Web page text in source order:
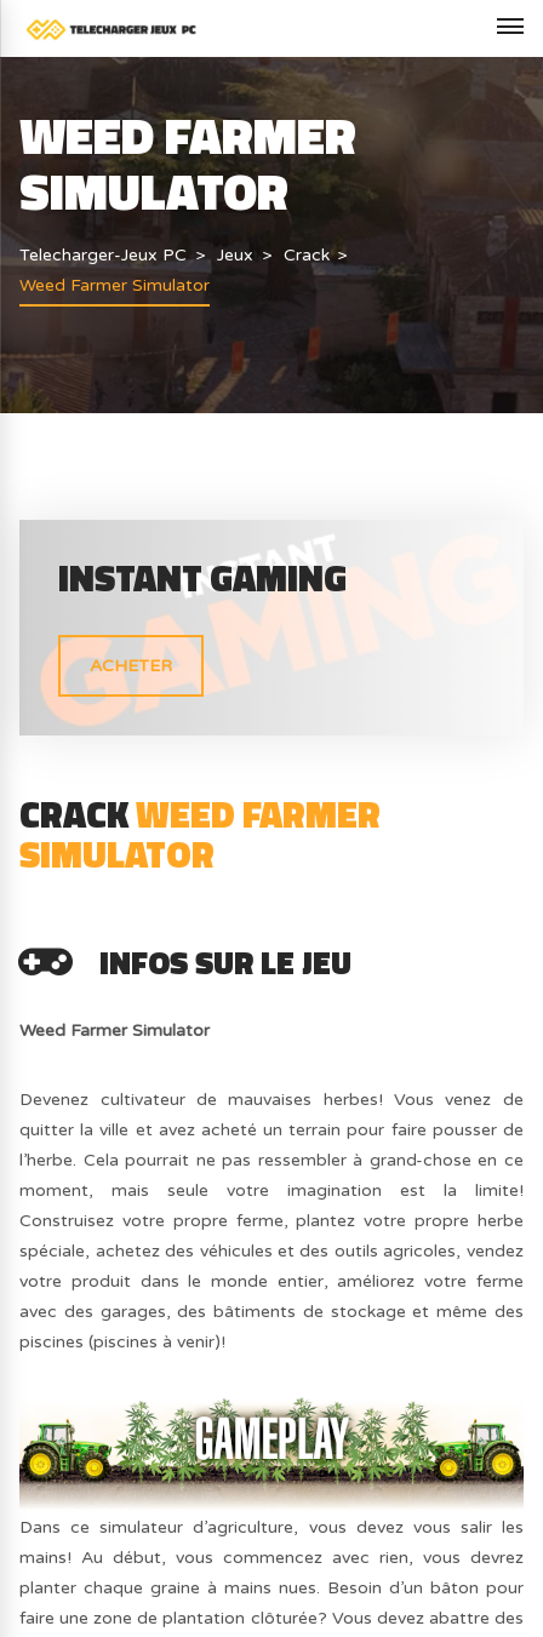
WEED FARMER
SIMULATOR
Telecharger-Jeux PC Jeux
Crack
Weed Farmer Simulator
INSTANT GAMING
ACHETER
CRACKWEED FARMER
SIMULATOR
INFOS SUR LE JEU
Weed Farmer Simulator
Devenez cultivateur de mauvaises herbes! Vous venez de
quitter la ville et avez acheté un terrain pour faire pousser de
l’herbe. Cela pourrait ne pas ressembler à grand-chose en ce
moment, mais seule votre imagination est la limite!
Construisez votre propre ferme, plantez votre propre herbe
spéciale, achetez des véhicules et des outils agricoles, vendez
votre produit dans le monde entier, améliorez votre ferme
avec des garages, des bâtiments de stockage et même des
piscines (piscines à venir)!
Dans ce simulateur d’agriculture, vous devez vous salir les
mains! Au début, vous commencez avec rien, vous devrez
planter chaque graine à mains nues. Besoin d’un bâton pour
faire une zone de plantation clôturée? Vous devez abattre des